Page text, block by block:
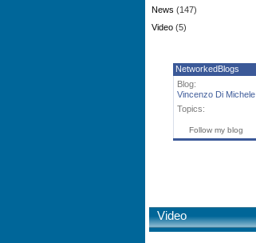
News (147)
Video (5)
NetworkedBlogs
Blog:
Vincenzo Di Michele
Topics:
Follow my blog
Video